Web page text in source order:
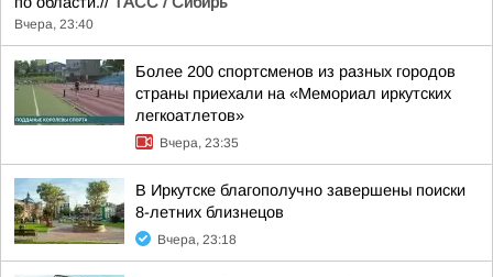
Вчера, 23:40
Более 200 спортсменов из разных городов
страны приехали на «Мемориал иркутских
легкоатлетов»
Вчера, 23:35
В Иркутске благополучно завершены поиски
8-летних близнецов
Вчера, 23:18